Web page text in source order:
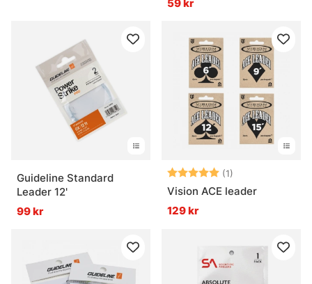
59 kr
Guideline Standard
Leader 12'
99 kr
Betyg: (1)
Vision ACE leader
129 kr